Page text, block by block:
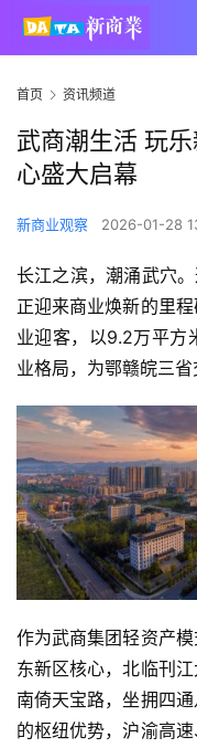
首页 资讯频道
武商潮生活 玩
心盛大启幕
新商业观察 2026-01-28
长江之滨，潮涌武穴。
正迎来商业焕新的里
业迎客，以9.2万平方
业格局，为鄂赣皖三省
作为武商集团轻资产
东新区核心，北临刊
南倚天宝路，坐拥四
的枢纽优势，沪渝高